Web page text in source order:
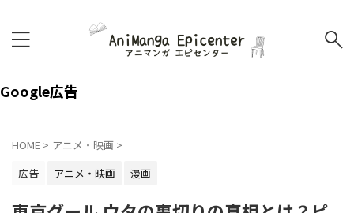
Google広告
HOME > アニメ・映画 >
広告
アニメ・映画 漫画